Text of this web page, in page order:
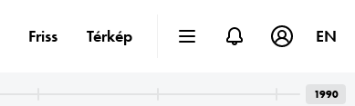
Friss Térkép EN
1990